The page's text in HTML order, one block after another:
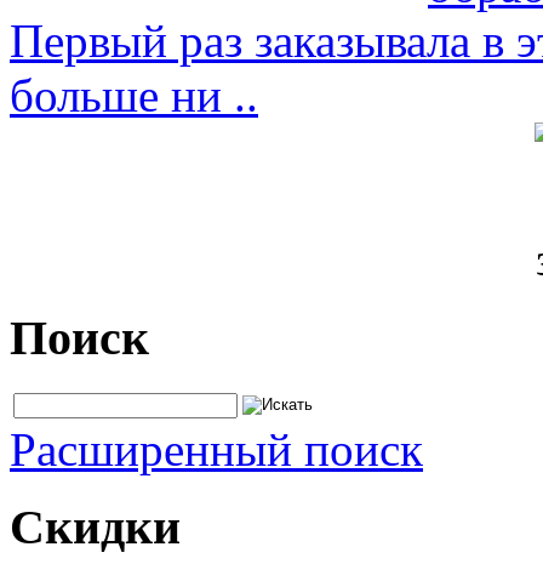
Первый раз заказывала в
больше ни ..
Поиск
Расширенный поиск
Скидки